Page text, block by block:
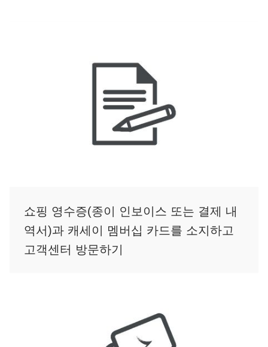
쇼핑 영수증(종이 인보이스 또는 결제 내
역서)과 캐세이 멤버십 카드를 소지하고
고객센터 방문하기